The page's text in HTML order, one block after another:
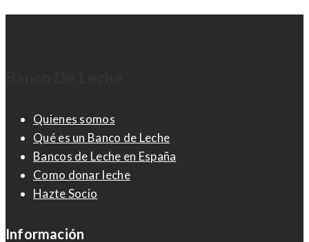
Quienes somos
Qué es un Banco de Leche
Bancos de Leche en España
Como donar leche
Hazte Socio
Información